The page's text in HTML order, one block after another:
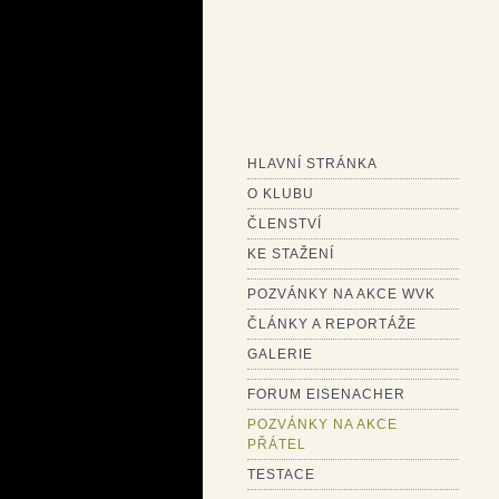
HLAVNÍ STRÁNKA
O KLUBU
ČLENSTVÍ
KE STAŽENÍ
POZVÁNKY NA AKCE WVK
ČLÁNKY A REPORTÁŽE
GALERIE
FORUM EISENACHER
POZVÁNKY NA AKCE
PŘÁTEL
TESTACE